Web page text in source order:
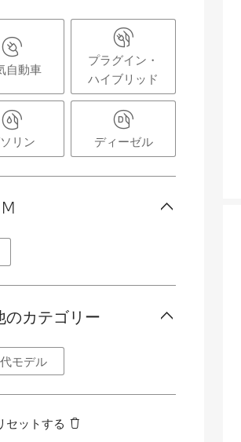
自動車
プラグイン・
ハイブリッド
リン ディーゼル
のカテゴリー
モデル
セットする